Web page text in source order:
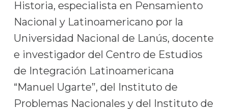
Historia, especialista en Pensamiento
Nacional y Latinoamericano por la
Universidad Nacional de Lanús, docente
e investigador del Centro de Estudios
de Integración Latinoamericana
“Manuel Ugarte”, del Instituto de
Problemas Nacionales y del Instituto de